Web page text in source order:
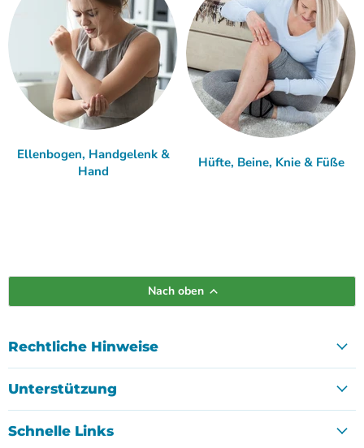
Ellenbogen, Handgelenk &
Hand
Hüfte, Beine, Knie & Füße
Nach oben
Rechtliche Hinweise
Unterstützung
Schnelle Links